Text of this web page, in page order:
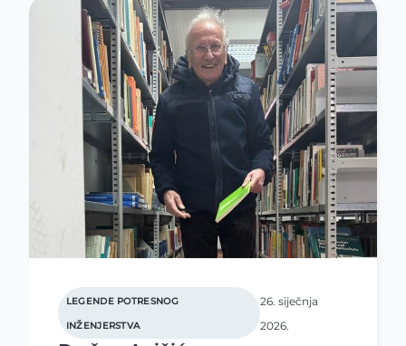
LEGENDE POTRESNOG
INŽENJERSTVA
26. siječnja
2026.